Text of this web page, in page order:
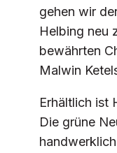
gehen wir
Helbing neu
bewährten
Malwin
Erhältlich ist
Die grüne